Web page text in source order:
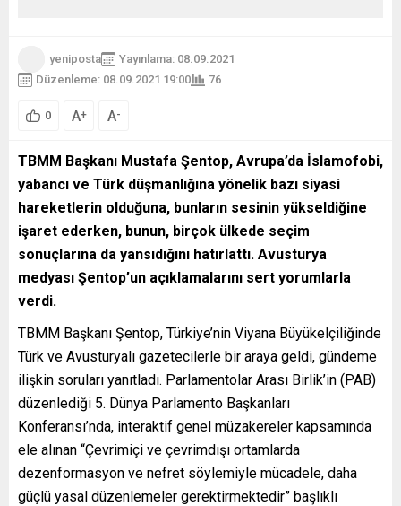
yeniposta
Yayınlama: 08.09.2021
Düzenleme: 08.09.2021 19:00
76
0 A+ A-
TBMM Başkanı Mustafa Şentop, Avrupa’da İslamofobi,
yabancı ve Türk düşmanlığına yönelik bazı siyasi
hareketlerin olduğuna, bunların sesinin yükseldiğine
işaret ederken, bunun, birçok ülkede seçim
sonuçlarına da yansıdığını hatırlattı. Avusturya
medyası Şentop’un açıklamalarını sert yorumlarla
verdi.
TBMM Başkanı Şentop, Türkiye’nin Viyana Büyükelçiliğinde
Türk ve Avusturyalı gazetecilerle bir araya geldi, gündeme
ilişkin soruları yanıtladı. Parlamentolar Arası Birlik’in (PAB)
düzenlediği 5. Dünya Parlamento Başkanları
Konferansı’nda, interaktif genel müzakereler kapsamında
ele alınan “Çevrimiçi ve çevrimdışı ortamlarda
dezenformasyon ve nefret söylemiyle mücadele, daha
güçlü yasal düzenlemeler gerektirmektedir” başlıklı